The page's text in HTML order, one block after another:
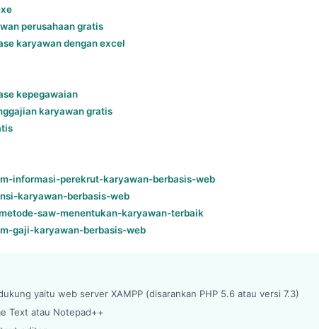
perusahaan gratis
karyawan dengan excel
kepegawaian
karyawan gratis
informasi-perekrut-karyawan-berbasis-web
karyawan-berbasis-web
saw-menentukan-karyawan-terbaik
gaji-karyawan-berbasis-web
yaitu web server XAMPP (disarankan PHP 5.6 atau versi 7.3)
Text atau Notepad++